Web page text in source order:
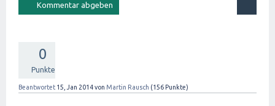
0
Punkte
Beantwortet 15, Jan 2014von Martin Rausch (156 Punkte)